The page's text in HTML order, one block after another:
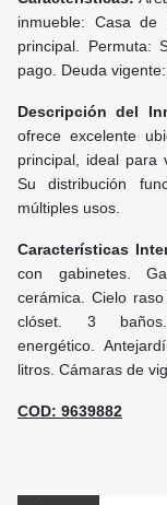
inmueble: Casa de
principal. Permuta:
pago. Deuda
Descripción del
ofrece excelente
principal, ideal para
Su distribución
múltiples usos.
Características
con gabinetes.
cerámica. Cielo
clóset. 3
energético.
litros. Cámaras de
COD: 9639882